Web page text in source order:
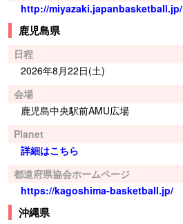
http://miyazaki.japanbasketball.jp/
鹿児島県
日程
2026年8月22日(土)
会場
鹿児島中央駅前AMU広場
Planet
詳細はこちら
都道府県協会ホームページ
https://kagoshima-basketball.jp/
沖縄県